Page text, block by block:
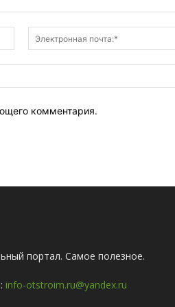
Имя:*
комментария.
портал. Самое полезное.
info-otstroim.ru@yandex.ru